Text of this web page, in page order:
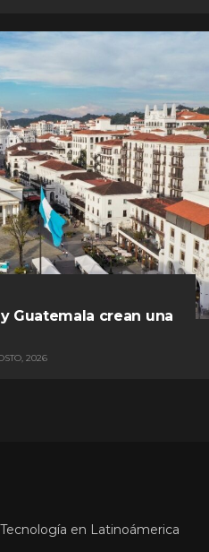
Guatemala crean una
2026
en Latinoámerica